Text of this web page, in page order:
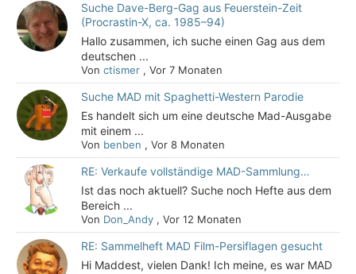
Suche Dave-Berg-Gag aus Feuerstein-Zeit
(Procrastin-X, ca. 1985–94)
Hallo zusammen, ich suche einen Gag aus dem
deutschen ...
Vonctismer ,Vor 7 Monaten
Suche MAD mit Spaghetti-Western Parodie
Es handelt sich um eine deutsche Mad-Ausgabe
mit einem ...
Von benben ,Vor 8 Monaten
RE: Verkaufe vollständige MAD-Sammlung…
Ist das noch aktuell? Suche noch Hefte aus dem
Bereich ...
Von Don_Andy ,Vor 12 Monaten
RE: Sammelheft MAD Film-Persiflagen gesucht
Hi Maddest, vielen Dank! Ich meine, es war MAD